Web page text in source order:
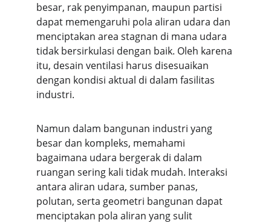
besar, rak penyimpanan, maupun partisi
dapat memengaruhi pola aliran udara dan
menciptakan area stagnan di mana udara
tidak bersirkulasi dengan baik. Oleh karena
itu, desain ventilasi harus disesuaikan
dengan kondisi aktual di dalam fasilitas
industri.
Namun dalam bangunan industri yang
besar dan kompleks, memahami
bagaimana udara bergerak di dalam
ruangan sering kali tidak mudah. Interaksi
antara aliran udara, sumber panas,
polutan, serta geometri bangunan dapat
menciptakan pola aliran yang sulit